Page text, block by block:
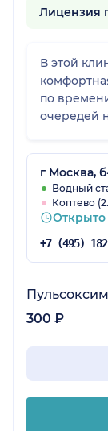
Лицензия
В этой
по
очередей
г Москва,
Водный
Коптево
Открыто
300 ₽